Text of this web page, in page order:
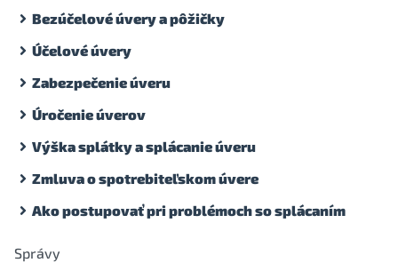
Bezúčelové úvery a pôžičky
Účelové úvery
Zabezpečenie úveru
Úročenie úverov
Výška splátky a splácanie úveru
Zmluva o spotrebiteľskom úvere
Ako postupovať pri problémoch so splácaním
Správy